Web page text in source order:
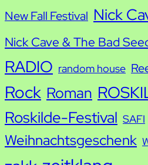
New Fall Festival Nick
Nick Cave & The Bad
RADIO random house
Rock Roman
Roskilde-Festival SAFI
Weihnachtsgeschenk